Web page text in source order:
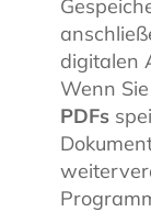
digitalen
Wenn
PDFs